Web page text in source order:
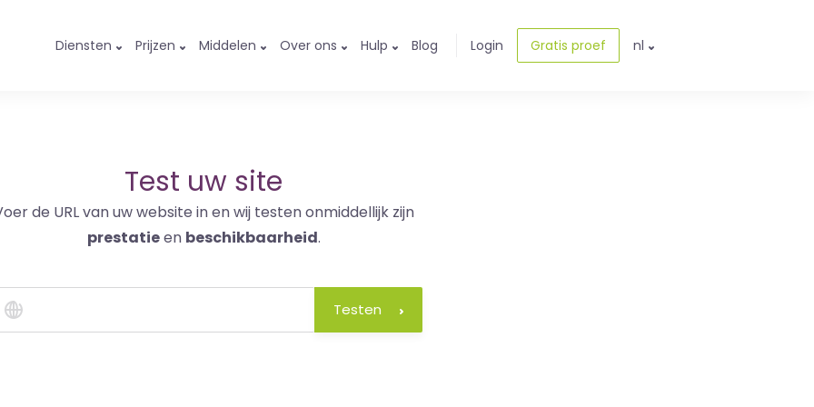
Diensten Prijzen Middelen Over ons Hulp Blog Login Gratis proef nl
Test uw site
de URL van uw website in en wij testen onmiddellijk zijn
prestatieen beschikbaarheid.
Testen